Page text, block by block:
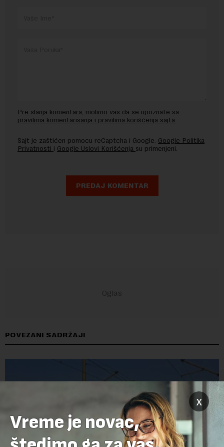
Pre slanja komentara, molimo vas da se upoznate sa
pravilima komentarisanja i pravilima korišćenja sajta.
Sajt je zaštićen pomocu reCaptcha i Google. Google Politika
Privatnosti i Google Uslovi Korišćenja su primenjeni.
POVEZANI SADRŽAJI
x
Vreme je novac,